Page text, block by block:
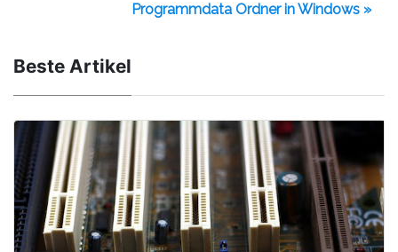
Programmdata Ordner in Windows »
Beste Artikel